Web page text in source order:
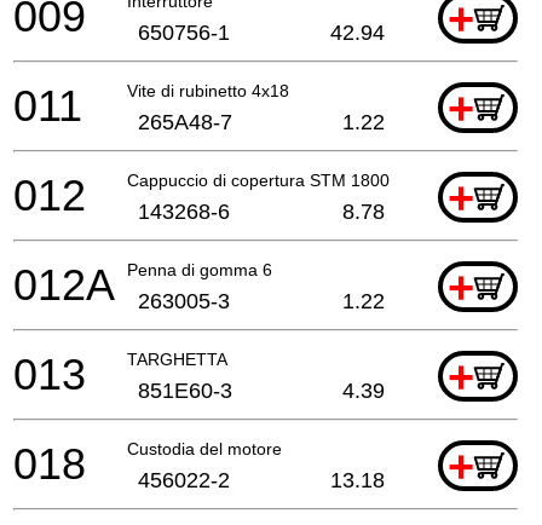
+
009 650756-1 42.94
Vite di rubinetto 4x18 +
011 265A48-7 1.22
Cappuccio di copertura STM 1800 +
012 143268-6 8.78
Penna di gomma 6 +
012A 263005-3 1.22
TARGHETTA +
013 851E60-3 4.39
Custodia del motore +
018 456022-2 13.18